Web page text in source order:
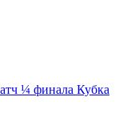
¼ финала Кубка